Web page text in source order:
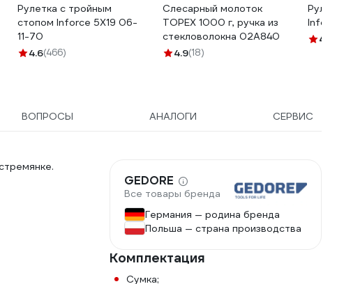
Рулетка с тройным
стопом Inforce 5Х19 06-
11-70
4.6(466)
Слесарный молоток
TOPEX 1000 г, ручка из
стекловолокна 02A840
4.9(18)
Inforce
4.7
ВОПРОСЫ АНАЛОГИ СЕРВИС
GEDORE
Все товары бренда
Германия — родина бренда
Польша — страна производства
Комплектация
Сумка;